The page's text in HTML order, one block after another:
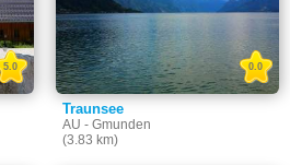
5.0
Traunsee
AU - Gmunden
(3.83 km)
0.0